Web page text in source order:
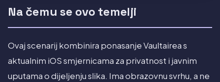
Na čemu se ovo temelji
Ovaj scenarij kombinira ponasanje Vaultairea s
aktualnim iOS smjernicama za privatnost i javnim
uputama o dijeljenju slika. Ima obrazovnu svrhu, a ne